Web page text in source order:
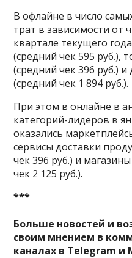
В офлайне в число
трат в зависимости от
квартале текущего
(средний чек 595 руб.),
(средний чек 396 руб.)
(средний чек 1 894 руб.).
При этом в онлайне в
категорий-лидеров в
оказались
сервисы доставки
чек 396 руб.) и
чек 2 125 руб.).
***
Больше новостей и
своим мнением в
каналах в Telegram и